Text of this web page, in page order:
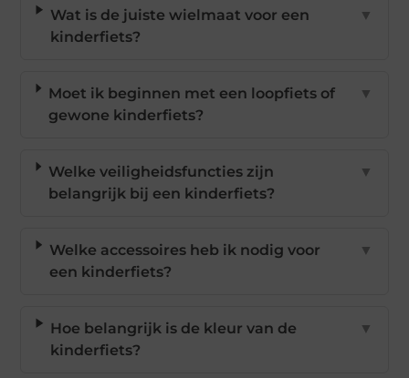
Wat is de juiste wielmaat voor een
kinderfiets?
▼
Moet ik beginnen met een loopfiets of
gewone kinderfiets?
▼
Welke veiligheidsfuncties zijn
belangrijk bij een kinderfiets?
▼
Welke accessoires heb ik nodig voor
een kinderfiets?
▼
Hoe belangrijk is de kleur van de
kinderfiets?
▼